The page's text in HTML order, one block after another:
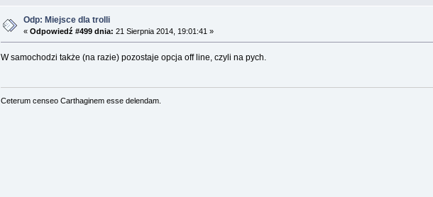
Odp: Miejsce dla trolli
«Odpowiedź #499 dnia: 21 Sierpnia 2014, 19:01:41 »
W samochodzi także (na razie) pozostaje opcja off line, czyli na pych.
Ceterum censeo Carthaginem esse delendam.